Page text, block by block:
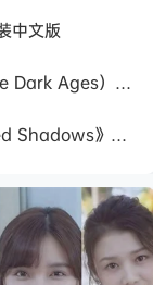
中文版
毁灭战士：黑暗时代（DOOM: The Dark Ages）免安装中文版
《刺客信条：影/Assassin’s Creed Shadows》免安装版，非虚拟机